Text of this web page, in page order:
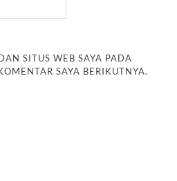
SITUS WEB SAYA PADA
SAYA BERIKUTNYA.